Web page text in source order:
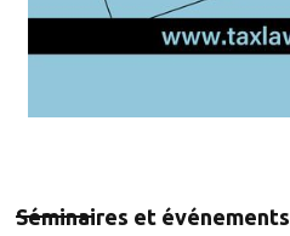
Séminaires et événements